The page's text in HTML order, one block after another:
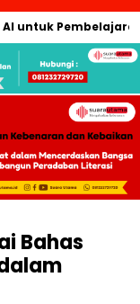
Pembelajaran
Bahas